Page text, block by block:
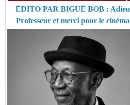
ÉDITO PAR BIGUÉ BOB : Adieu
Professeur et merci pour le cinéma